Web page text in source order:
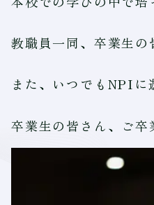
教職員一同、卒業生
また、いつでもNPI
卒業生の皆さん、ご